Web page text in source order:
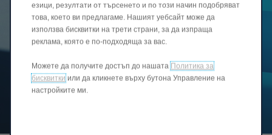
езици, резултати от търсенето и по този начин подобряват
това, което ви предлагаме. Нашият уебсайт може да
използва бисквитки на трети страни, за да изпраща
реклама, която е по-подходяща за вас.
Можете да получите достъп до нашата Политика за
бисквитки или да кликнете върху бутона Управление на
настройките ми.